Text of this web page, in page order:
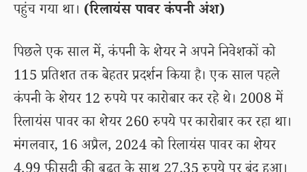
पहुंच गया था। (रिलायंस पावर कंपनी अंश)
पिछले एक साल में, कंपनी के शेयर ने अपने निवेशकों को
115 प्रतिशत तक बेहतर प्रदर्शन किया है। एक साल पहले
कंपनी के शेयर 12 रुपये पर कारोबार कर रहे थे। 2008 में
रिलायंस पावर का शेयर 260 रुपये पर कारोबार कर रहा था।
मंगलवार, 16 अप्रैल, 2024 को रिलायंस पावर का शेयर